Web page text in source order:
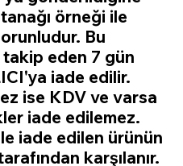
örneği ile
Bu
takip eden 7 gün
iade edilir.
ise KDV ve varsa
iade edilemez.
iade edilen ürünün
karşılanır.